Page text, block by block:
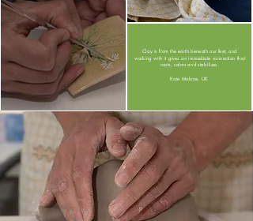
Clay is from the earth beneath our feet, and
working with it gives an immediate connection that
roots, calms and stabilises.
Kate Malone, UK